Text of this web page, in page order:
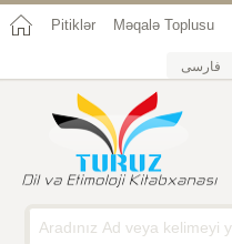
Pitiklər Məqalə Toplusu
فارسی